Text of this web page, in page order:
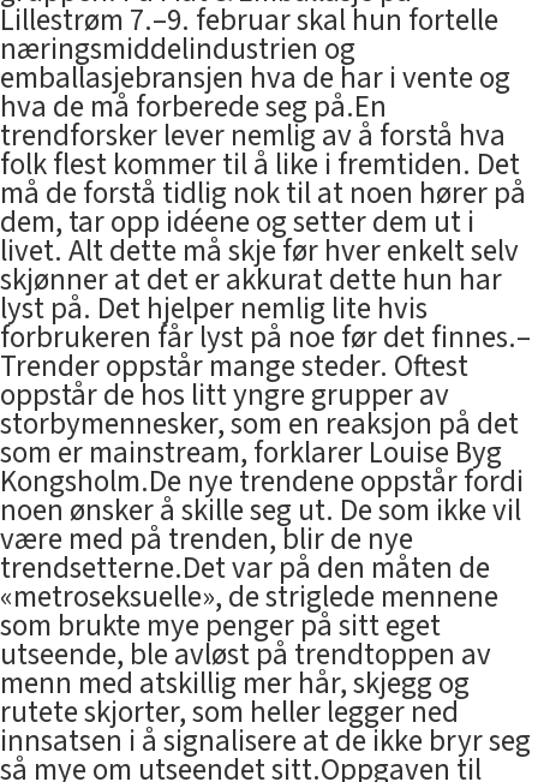
Lillestrøm 7.–9. februar skal hun fortelle
næringsmiddelindustrien og
emballasjebransjen hva de har i vente og
hva de må forberede seg på.En
trendforsker lever nemlig av å forstå hva
folk flest kommer til å like i fremtiden. Det
må de forstå tidlig nok til at noen hører på
dem, tar opp idéene og setter dem ut i
livet. Alt dette må skje før hver enkelt selv
skjønner at det er akkurat dette hun har
lyst på. Det hjelper nemlig lite hvis
forbrukeren får lyst på noe før det finnes.–
Trender oppstår mange steder. Oftest
oppstår de hos litt yngre grupper av
storbymennesker, som en reaksjon på det
som er mainstream, forklarer Louise Byg
Kongsholm.De nye trendene oppstår fordi
noen ønsker å skille seg ut. De som ikke vil
være med på trenden, blir de nye
trendsetterne.Det var på den måten de
«metroseksuelle», de striglede mennene
som brukte mye penger på sitt eget
utseende, ble avløst på trendtoppen av
menn med atskillig mer hår, skjegg og
rutete skjorter, som heller legger ned
innsatsen i å signalisere at de ikke bryr seg
så mye om utseendet sitt.Oppgaven til